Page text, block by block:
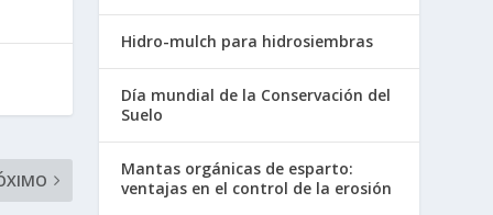
Hidro-mulch para hidrosiembras
Día mundial de la Conservación del
Suelo
Mantas orgánicas de esparto:
ventajas en el control de la erosión